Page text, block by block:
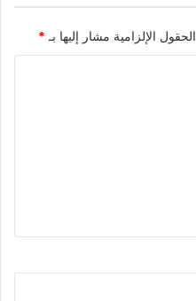
الحقول الإلزامية مشار إليها بـ *